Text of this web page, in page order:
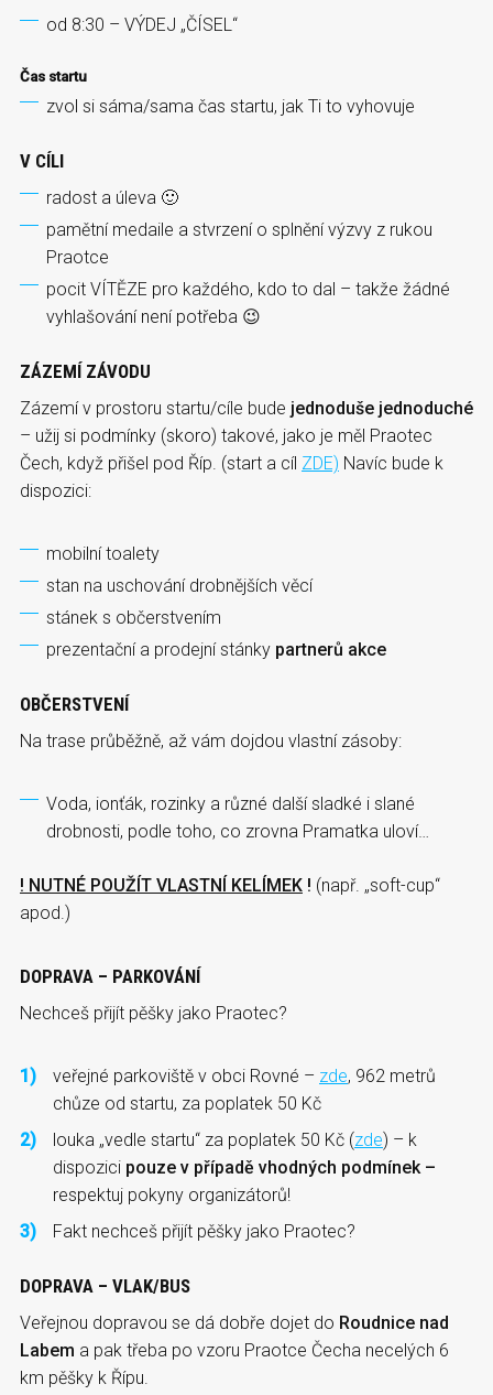
od 8:30 – VÝDEJ „ČÍSEL“
Čas startu
zvol si sáma/sama čas startu, jak Ti to vyhovuje
V CÍLI
radost a úleva 🙂
pamětní medaile a stvrzení o splnění výzvy z rukou
Praotce
pocit VÍTĚZE pro každého, kdo to dal – takže žádné
vyhlašování není potřeba 😉
ZÁZEMÍ ZÁVODU
Zázemí v prostoru startu/cíle bude jednoduše jednoduché
– užij si podmínky (skoro) takové, jako je měl Praotec
Čech, když přišel pod Říp. (start a cíl ZDE) Navíc bude k
dispozici:
mobilní toalety
stan na uschování drobnějších věcí
stánek s občerstvením
prezentační a prodejní stánky partnerů akce
OBČERSTVENÍ
Na trase průběžně, až vám dojdou vlastní zásoby:
Voda, ionťák, rozinky a různé další sladké i slané
drobnosti, podle toho, co zrovna Pramatka uloví…
! NUTNÉ POUŽÍT VLASTNÍ KELÍMEK ! (např. „soft-cup“
apod.)
DOPRAVA – PARKOVÁNÍ
Nechceš přijít pěšky jako Praotec?
veřejné parkoviště v obci Rovné – zde, 962 metrů
chůze od startu, za poplatek 50 Kč
louka „vedle startu“ za poplatek 50 Kč (zde) – k
dispozici pouze v případě vhodných podmínek –
respektuj pokyny organizátorů!
Fakt nechceš přijít pěšky jako Praotec?
DOPRAVA – VLAK/BUS
Veřejnou dopravou se dá dobře dojet do Roudnice nad
Labem a pak třeba po vzoru Praotce Čecha necelých 6
km pěšky k Řípu.